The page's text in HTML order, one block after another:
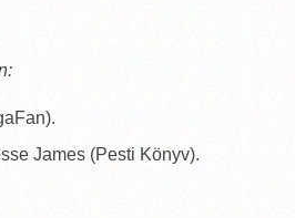
James (Pesti Könyv).